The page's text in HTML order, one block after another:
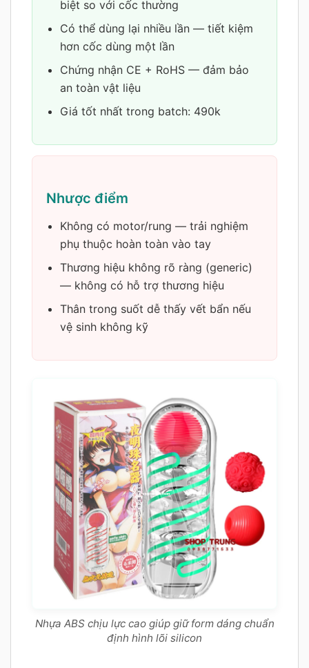
biệt so với cốc thường
Có thể dùng lại nhiều lần — tiết kiệm
hơn cốc dùng một lần
Chứng nhận CE + RoHS — đảm bảo
an toàn vật liệu
Giá tốt nhất trong batch: 490k
Nhược điểm
Không có motor/rung — trải nghiệm
phụ thuộc hoàn toàn vào tay
Thương hiệu không rõ ràng (generic)
— không có hỗ trợ thương hiệu
Thân trong suốt dễ thấy vết bẩn nếu
vệ sinh không kỹ
Nhựa ABS chịu lực cao giúp giữ form dáng chuẩn
định hình lõi silicon